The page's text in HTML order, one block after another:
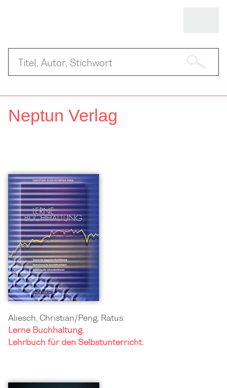
Neptun Verlag
Aliesch, Christian/Peng, Rätus:
Lerne Buchhaltung.
Lehrbuch für den Selbstunterricht.